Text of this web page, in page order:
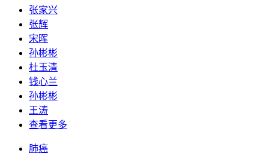
张家兴
张辉
宋晖
孙彬彬
杜玉清
钱心兰
孙彬彬
王涛
查看更多
肺癌